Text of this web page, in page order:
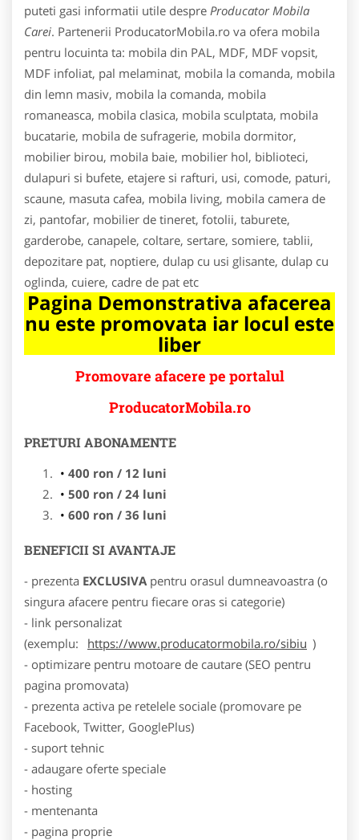
puteti gasi informatii utile despre Producator Mobila
Carei. Partenerii ProducatorMobila.ro va ofera mobila
pentru locuinta ta: mobila din PAL, MDF, MDF vopsit,
MDF infoliat, pal melaminat, mobila la comanda, mobila
din lemn masiv, mobila la comanda, mobila
romaneasca, mobila clasica, mobila sculptata, mobila
bucatarie, mobila de sufragerie, mobila dormitor,
mobilier birou, mobila baie, mobilier hol, biblioteci,
dulapuri si bufete, etajere si rafturi, usi, comode, paturi,
scaune, masuta cafea, mobila living, mobila camera de
zi, pantofar, mobilier de tineret, fotolii, taburete,
garderobe, canapele, coltare, sertare, somiere, tablii,
depozitare pat, noptiere, dulap cu usi glisante, dulap cu
oglinda, cuiere, cadre de pat etc
Pagina Demonstrativa afacerea
nu este promovata iar locul este
liber
Promovare afacere pe portalul
ProducatorMobila.ro
PRETURI ABONAMENTE
400 ron / 12 luni
500 ron / 24 luni
600 ron / 36 luni
BENEFICII SI AVANTAJE
- prezenta EXCLUSIVA pentru orasul dumneavoastra (o
singura afacere pentru fiecare oras si categorie)
- link personalizat
(exemplu:
https://www.producatormobila.ro/sibiu )
- optimizare pentru motoare de cautare (SEO pentru
pagina promovata)
- prezenta activa pe retelele sociale (promovare pe
Facebook, Twitter, GooglePlus)
- suport tehnic
- adaugare oferte speciale
- hosting
- mentenanta
- pagina proprie